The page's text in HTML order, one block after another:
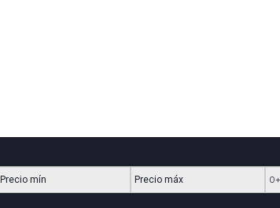
Precio mínimo Precio máximo